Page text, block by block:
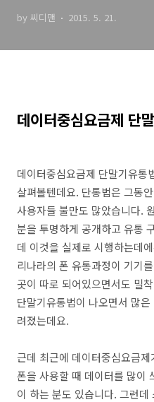
by 씨디맨 2015. 5. 21.
데이터중심요금제 단
데이터중심요금제 단말기유통
살펴볼텐데요. 단통법은 그동
사용자들 불만도 많았습니다.
분을 투명하게 공개하고 유통
데 이것을 실제로 시행하는데
리나라의 폰 유통과정이 기기
곳이 따로 되어있으면서도 밀
단말기유통법이 나오면서 많
려졌는데요.
근데 최근에 데이터중심요금
폰을 사용할 때 데이터를 많이
이 하는 분도 있습니다. 그런